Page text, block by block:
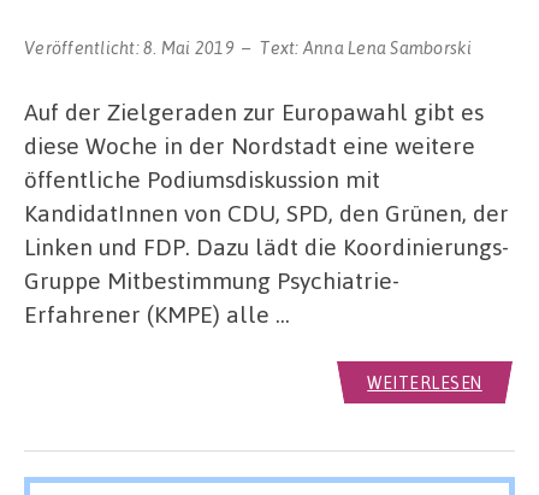
Veröffentlicht:8. Mai 2019 Text: Anna Lena Samborski
Auf der Zielgeraden zur Europawahl gibt es
diese Woche in der Nordstadt eine weitere
öffentliche Podiumsdiskussion mit
KandidatInnen von CDU, SPD, den Grünen, der
Linken und FDP. Dazu lädt die Koordinierungs-
Gruppe Mitbestimmung Psychiatrie-
Erfahrener (KMPE) alle …
WEITERLESEN